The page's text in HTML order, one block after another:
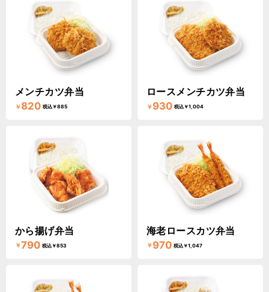
メンチカツ弁当
￥820 税込￥885
ロースメンチカツ弁当
￥ 930 税込￥1,004
から揚げ弁当
￥790 税込￥853
海老ロースカツ弁当
￥ 970 税込￥1,047